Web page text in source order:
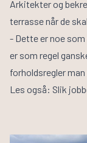
Arkitekter og
terrasse når de
- Dette er noe
er som regel
forholdsregler
Les også: Slik